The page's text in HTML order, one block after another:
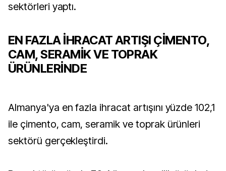
sektörleri yaptı.
EN FAZLA İHRACAT ARTIŞI ÇİMENTO,
CAM, SERAMİK VE TOPRAK
ÜRÜNLERİNDE
Almanya'ya en fazla ihracat artışını yüzde 102,1
ile çimento, cam, seramik ve toprak ürünleri
sektörü gerçekleştirdi.